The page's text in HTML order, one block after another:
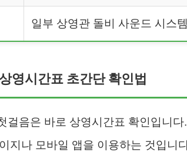
일부 상영관 돌비 사운드 시스
영시간표 초간단 확인법
걸음은 바로 상영시간표 확인입니
지나 모바일 앱을 이용하는 것입니